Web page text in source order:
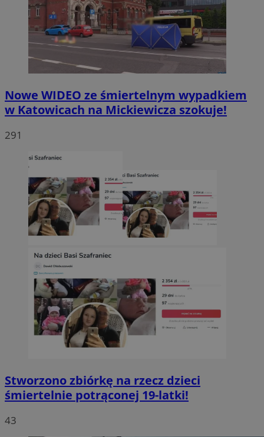
Nowe WIDEO ze śmiertelnym wypadkiem
w Katowicach na Mickiewicza szokuje!
291
Stworzono zbiórkę na rzecz dzieci
śmiertelnie potrąconej 19-latki!
43